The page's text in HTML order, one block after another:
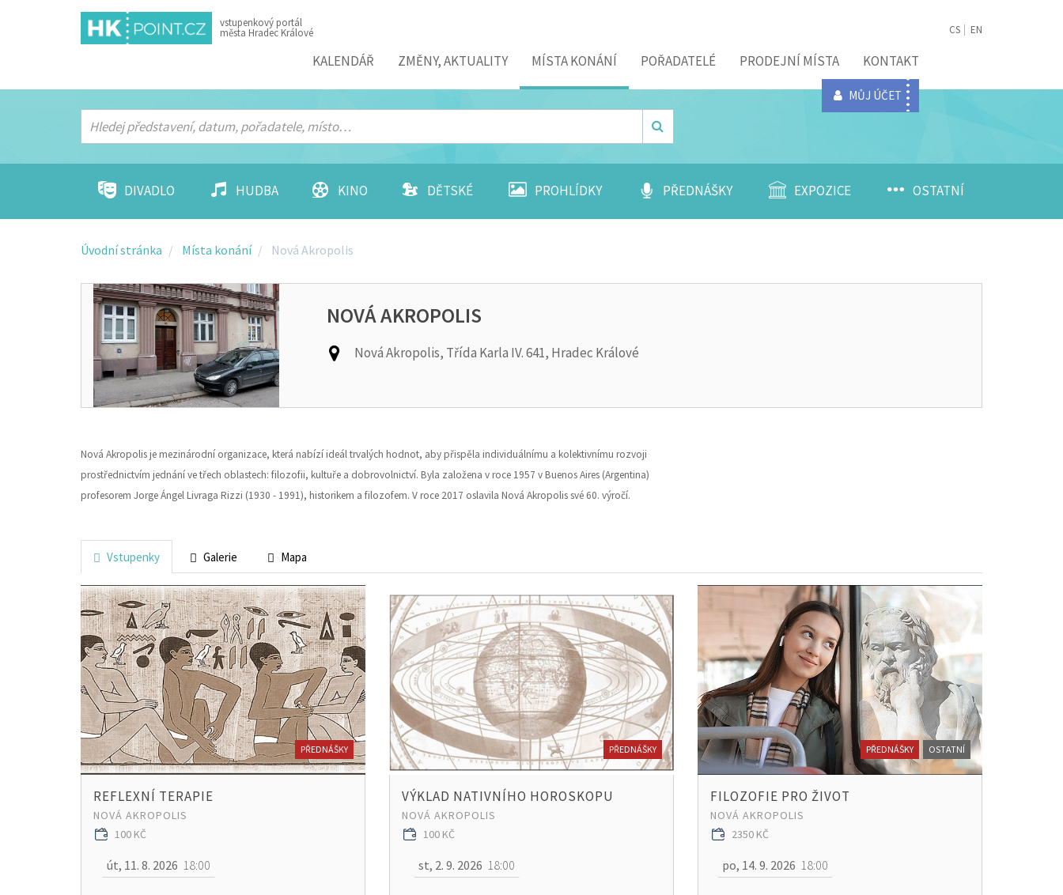
vstupenkový portál
města Hradec Králové
Menu
KALENDÁŘ ZMĚNY, AKTUALITY MÍSTA KONÁNÍ POŘADATELÉ PRODEJNÍ MÍSTA KONTAKT
MŮJ ÚČET
CS EN
DIVADLO HUDBA KINO DĚTSKÉ PROHLÍDKY PŘEDNÁŠKY EXPOZICE OSTATNÍ
Úvodní stránka Místa konání Nová Akropolis
NOVÁ AKROPOLIS
Nová Akropolis, Třída Karla IV. 641, Hradec Králové
Nová Akropolis je mezinárodní organizace, která nabízí ideál trvalých hodnot, aby přispěla individuálnímu a kolektivnímu rozvoji
prostřednictvím jednání ve třech oblastech: filozofii, kultuře a dobrovolnictví. Byla založena v roce 1957 v Buenos Aires (Argentina)
profesorem Jorge Ángel Livraga Rizzi (1930 - 1991), historikem a filozofem. V roce 2017 oslavila Nová Akropolis své 60. výročí.
Vstupenky Galerie Mapa
PŘEDNÁŠKY
REFLEXNÍ TERAPIE
NOVÁ AKROPOLIS
100 KČ
út, 11. 8. 2026 18:00
PŘEDNÁŠKY
VÝKLAD NATIVNÍHO HOROSKOPU
NOVÁ AKROPOLIS
100 KČ
st, 2. 9. 2026 18:00
PŘEDNÁŠKY OSTATNÍ
FILOZOFIE PRO ŽIVOT
NOVÁ AKROPOLIS
2350 KČ
po, 14. 9. 2026 18:00